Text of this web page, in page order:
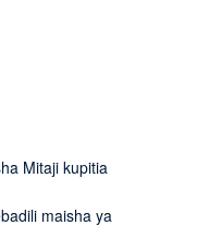
Mitaji kupitia
maisha ya